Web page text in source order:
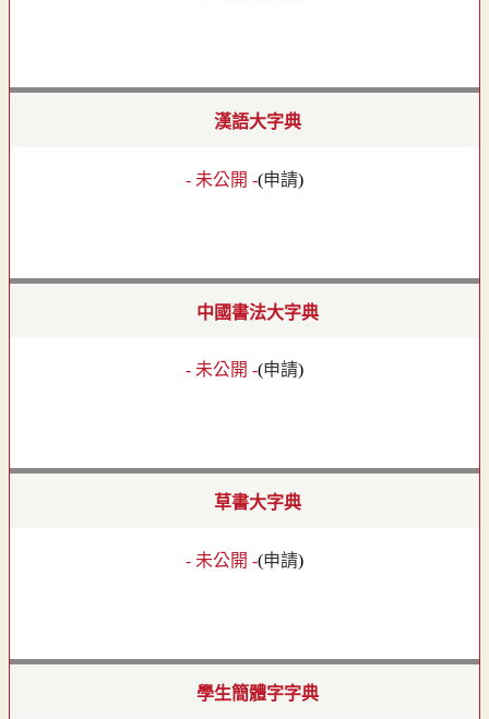
漢語大字典
- 未公開 -(申請)
中國書法大字典
- 未公開 -(申請)
草書大字典
- 未公開 -(申請)
學生簡體字字典